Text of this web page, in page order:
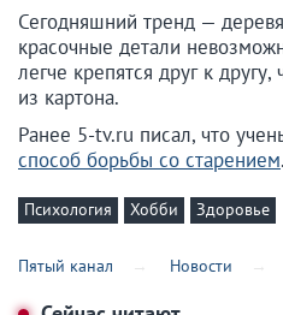
Сегодняшний тренд —
красочные детали
легче крепятся друг к
из картона.
Ранее 5-tv.ru писал, что
способ борьбы со старением.
Психология Хобби Здоровье
Пятый канал Новости